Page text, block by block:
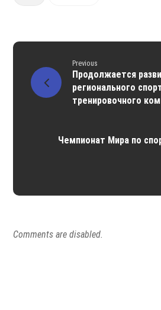
Previous
Продолжается
регионального
тренировочного
Чемпионат Мира по
Comments are disabled.